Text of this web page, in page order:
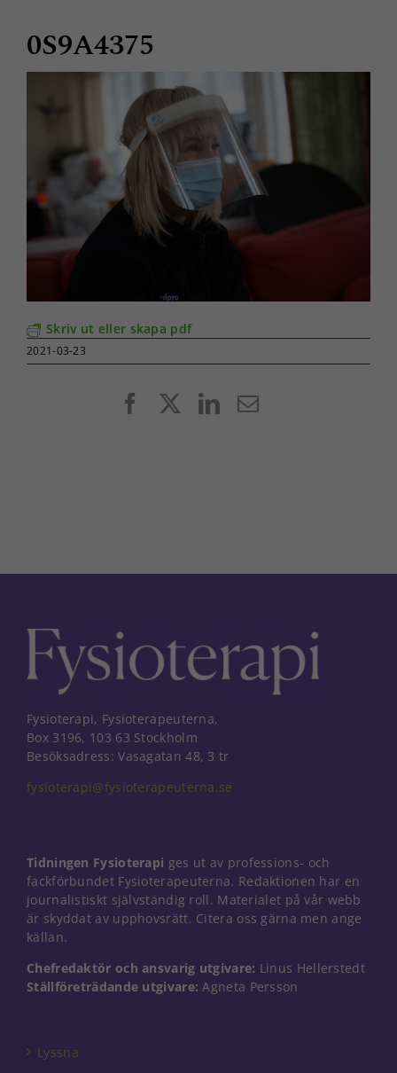
0S9A4375
Skriv ut eller skapa pdf
2021-03-23
FacebookLinkedIn
E-
Fysioterapi, Fysioterapeuterna,
Box 3196, 103 63 Stockholm
Besöksadress: Vasagatan 48, 3 tr
fysioterapi@fysioterapeuterna.se
Tidningen Fysioterapi ges ut av professions- och
fackförbundet Fysioterapeuterna. Redaktionen har en
journalistiskt självständig roll. Materialet på vår webb
är skyddat av upphovsrätt. Citera oss gärna men ange
källan.
Chefredaktör och ansvarig utgivare: Linus Hellerstedt
Ställföreträdande utgivare: Agneta Persson
Lyssna
Nödvändiga